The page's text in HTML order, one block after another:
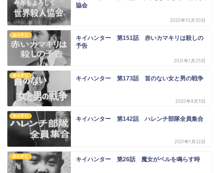
協会
2020年10月30日
あらすじ
キイハンター 第151話 赤いカマキリは殺しの
予告
2021年1月25日
あらすじ キイハンター 第173話 首のない女と男の戦争
2020年8月3日
あらすじ キイハンター 第142話 ハレンチ部隊全員集合
2021年1月22日
あらすじ キイハンター 第26話 魔女がベルを鳴らす時